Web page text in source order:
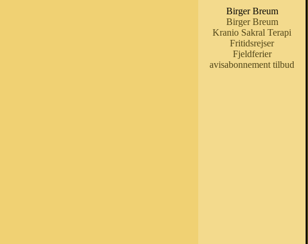
Birger Breum
Birger Breum
Kranio Sakral Terapi
Fritidsrejser
Fjeldferier
avisabonnement tilbud